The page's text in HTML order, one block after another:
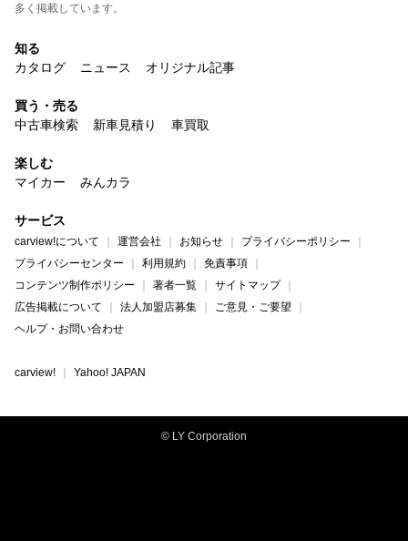
多く掲載しています。
知る
カタログ
ニュース オリジナル記事
買う・売る
中古車検索
新車見積り 車買取
楽しむ
マイカー
みんカラ
サービス
carview!について 運営会社 お知らせ
プライバシーポリシー
プライバシーセンター
利用規約
免責事項
コンテンツ制作ポリシー
著者一覧
サイトマップ
広告掲載について
法人加盟店募集
ご意見・ご要望
ヘルプ・お問い合わせ
carview! Yahoo! JAPAN
© LY Corporation